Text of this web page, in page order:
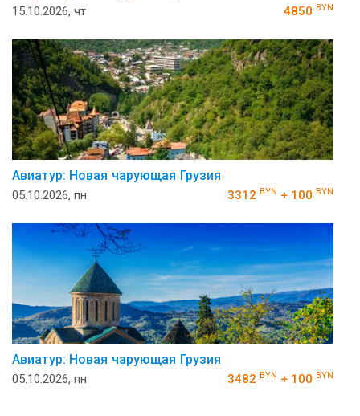
15.10.2026, чт 4850 BYN
Авиатур: Новая чарующая Грузия
05.10.2026, пн 3312 BYN + 100 BYN
Авиатур: Новая чарующая Грузия
05.10.2026, пн 3482 BYN + 100 BYN